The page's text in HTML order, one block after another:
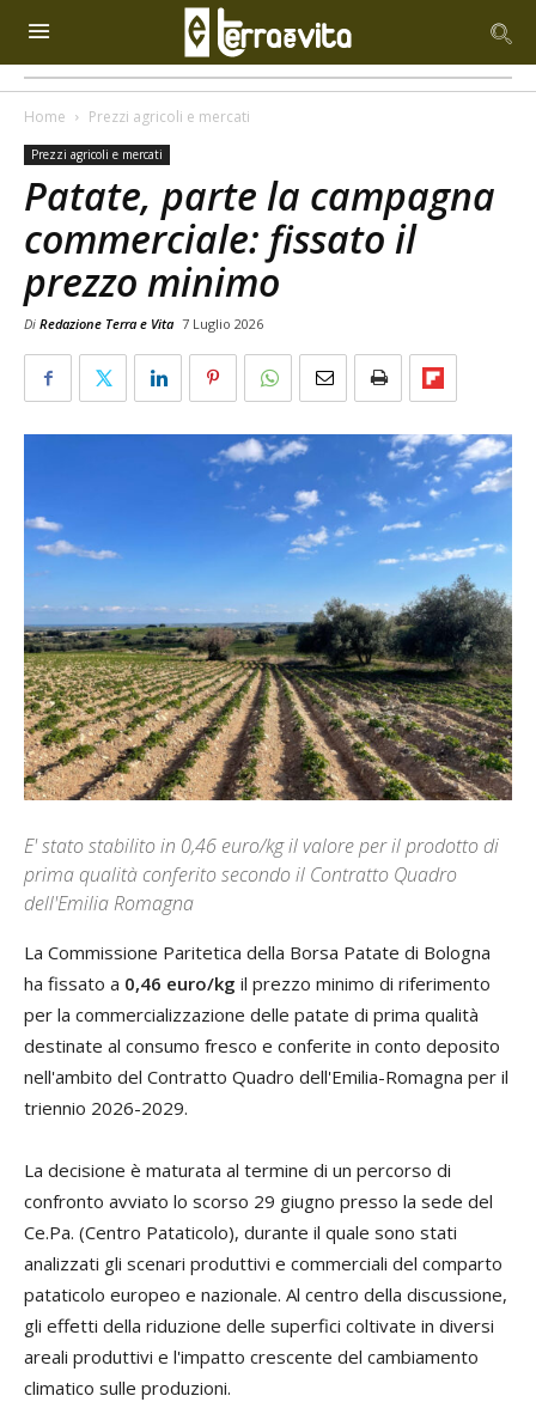
Home Prezzi agricoli e mercati
Prezzi agricoli e mercati
Patate, parte la campagna
commerciale: fissato il
prezzo minimo
Di Redazione Terra e Vita 7 Luglio 2026
E' stato stabilito in 0,46 euro/kg il valore per il prodotto di
prima qualità conferito secondo il Contratto Quadro
dell'Emilia Romagna
La Commissione Paritetica della Borsa Patate di Bologna
ha fissato a 0,46 euro/kg il prezzo minimo di riferimento
per la commercializzazione delle patate di prima qualità
destinate al consumo fresco e conferite in conto deposito
nell'ambito del Contratto Quadro dell'Emilia-Romagna per il
triennio 2026-2029.
La decisione è maturata al termine di un percorso di
confronto avviato lo scorso 29 giugno presso la sede del
Ce.Pa. (Centro Pataticolo), durante il quale sono stati
analizzati gli scenari produttivi e commerciali del comparto
pataticolo europeo e nazionale. Al centro della discussione,
gli effetti della riduzione delle superfici coltivate in diversi
areali produttivi e l'impatto crescente del cambiamento
climatico sulle produzioni.